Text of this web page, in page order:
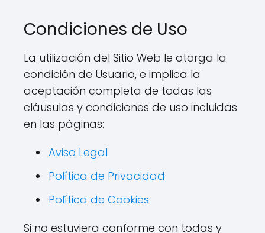
Condiciones de Uso
La utilización del Sitio Web le otorga la
condición de Usuario, e implica la
aceptación completa de todas las
cláusulas y condiciones de uso incluidas
en las páginas:
Aviso Legal
Política de Privacidad
Política de Cookies
Si no estuviera conforme con todas y